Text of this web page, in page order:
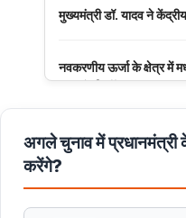
मुख्यमंत्री डॉ. यादव ने
नवकरणीय ऊर्जा के क्षेत्र में
मुख्यमंत्री डॉ. यादव
मुख्यमंत्री डॉ. यादव की
मुख्यमंत्री डॉ. यादव ने पूर्व
पुण्यतिथि पर श्रद्धांजलि
अगले चुनाव में
करेंगे?